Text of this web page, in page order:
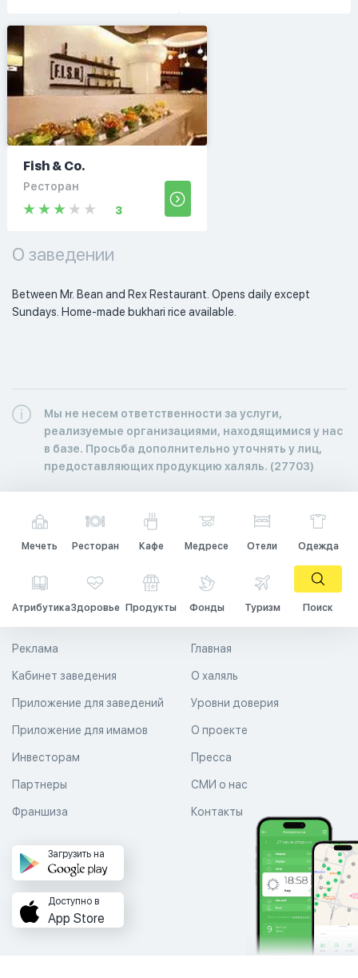
Fish & Co.
Ресторан
3
О заведении
Between Mr. Bean and Rex Restaurant. Opens daily except
Sundays. Home-made bukhari rice available.
Мы не несем ответственности за услуги,
реализуемые организациями, находящимися у нас
в базе. Просьба дополнительно уточнять у лиц,
предоставляющих продукцию халяль. (27703)
Мечеть Ресторан Кафе Медресе Отели Одежда
АтрибутикаЗдоровье Продукты Фонды Туризм Поиск
Главная
О халяль
Уровни доверия
Реклама
Кабинет заведения
Приложение для заведений
Приложение для имамов О проекте
Пресса
СМИ о нас
Контакты
Инвесторам
Партнеры
Франшиза
Загрузить на
Доступно в
App Store